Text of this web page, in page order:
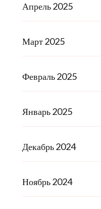
Апрель 2025
Март 2025
Февраль 2025
Январь 2025
Декабрь 2024
Ноябрь 2024